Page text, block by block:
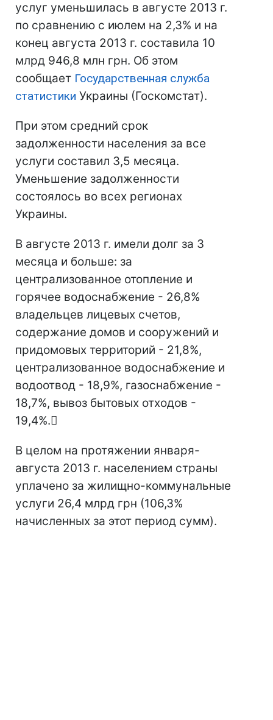
услуг уменьшилась в августе 2013 г.
по сравнению с июлем на 2,3% и на
конец августа 2013 г. составила 10
млрд 946,8 млн грн. Об этом
сообщает Государственная служба
статистики Украины (Госкомстат).
При этом средний срок
задолженности населения за все
услуги составил 3,5 месяца.
Уменьшение задолженности
состоялось во всех регионах
Украины.
В августе 2013 г. имели долг за 3
месяца и больше: за
централизованное отопление и
горячее водоснабжение - 26,8%
владельцев лицевых счетов,
содержание домов и сооружений и
придомовых территорий - 21,8%,
централизованное водоснабжение и
водоотвод - 18,9%, газоснабжение -
18,7%, вывоз бытовых отходов -
19,4%.
В целом на протяжении января-
августа 2013 г. населением страны
уплачено за жилищно-коммунальные
услуги 26,4 млрд грн (106,3%
начисленных за этот период сумм).